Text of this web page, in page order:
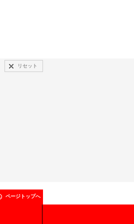
リセット
ページトップへ